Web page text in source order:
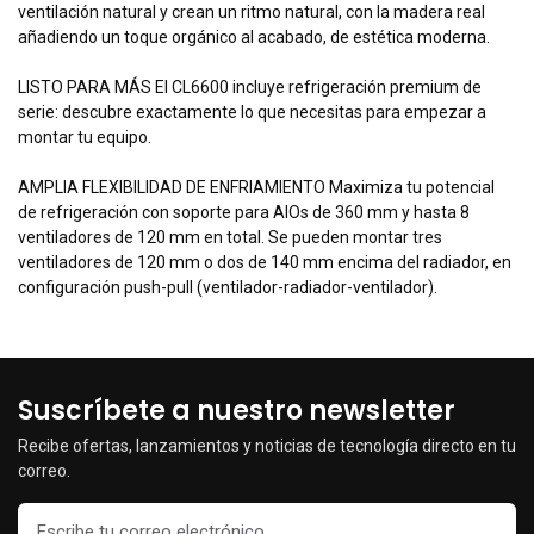
ventilación natural y crean un ritmo natural, con la madera real
añadiendo un toque orgánico al acabado, de estética moderna.
LISTO PARA MÁS El CL6600 incluye refrigeración premium de
serie: descubre exactamente lo que necesitas para empezar a
montar tu equipo.
AMPLIA FLEXIBILIDAD DE ENFRIAMIENTO Maximiza tu potencial
de refrigeración con soporte para AIOs de 360 mm y hasta 8
ventiladores de 120 mm en total. Se pueden montar tres
ventiladores de 120 mm o dos de 140 mm encima del radiador, en
configuración push-pull (ventilador-radiador-ventilador).
Suscríbete a nuestro newsletter
Recibe ofertas, lanzamientos y noticias de tecnología directo en tu
correo.